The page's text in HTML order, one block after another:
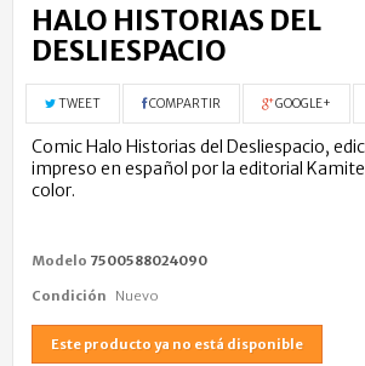
HALO HISTORIAS DEL
DESLIESPACIO
TWEET COMPARTIR GOOGLE+
Comic Halo Historias del Desliespacio,
impreso en español por la editorial
color.
Modelo 7500588024090
Condición Nuevo
Este producto ya no está disponible